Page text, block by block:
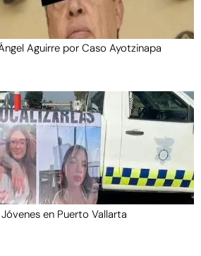
Aguirre por Caso Ayotzinapa
en Puerto Vallarta